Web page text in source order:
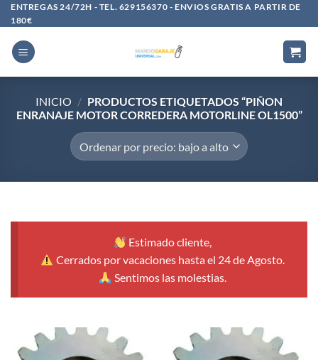
Saltar
al
contenido
ENTREGAS 24/72H - TEL. 629156370 - ENVIOS GRATIS A PARTIR DE
180€
INICIO / PRODUCTOS ETIQUETADOS “PIÑON
ENRANAJE MOTOR CORREDERA MOTORLINE OL1500”
Estimado cliente,
Cerrados por vacaciones hasta el 24 de Agosto.
Sentimos las molestias.